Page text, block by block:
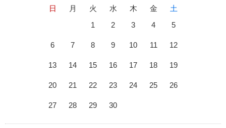
日 月 火 水 木 金
土
1
2 3 4 5
6 7 8 9 10 11 12
13 14 15 16 17 18 19
20 21 22 23 24 25 26
27 28 29 30